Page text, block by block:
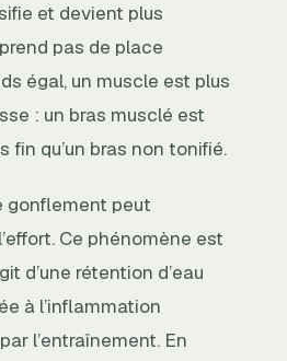
et devient plus
pas de place
égal, un muscle est plus
: un bras musclé est
fin qu’un bras non tonifié.
gonflement peut
Ce phénomène est
d’une rétention d’eau
à l’inflammation
l’entraînement. En